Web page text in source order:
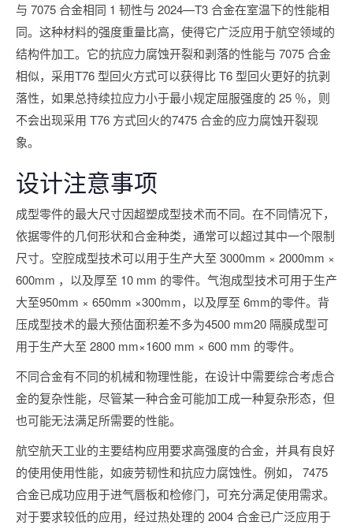
与 7075 合金相同 1 韧性与 2024—T3 合金在室温下的性能相
同。这种材料的强度重量比高，使得它广泛应用于航空领域的
结构件加工。它的抗应力腐蚀开裂和剥落的性能与 7075 合金
相似，采用T76 型回火方式可以获得比 T6 型回火更好的抗剥
落性，如果总持续拉应力小于最小规定屈服强度的 25 ％，则
不会出现采用 T76 方式回火的7475 合金的应力腐蚀开裂现
象。
设计注意事项
成型零件的最大尺寸因超塑成型技术而不同。在不同情况下，
依据零件的几何形状和合金种类，通常可以超过其中一个限制
尺寸。空腔成型技术可以用于生产大至 3000mm × 2000mm ×
600mm ，以及厚至 10 mm 的零件。气泡成型技术可用于生产
大至950mm × 650mm ×300mm，以及厚至 6mm的零件。背
压成型技术的最大预估面积差不多为4500 mm20 隔膜成型可
用于生产大至 2800 mm×1600 mm × 600 mm 的零件。
不同合金有不同的机械和物理性能，在设计中需要综合考虑合
金的复杂性能，尽管某一种合金可能加工成一种复杂形态，但
也可能无法满足所需要的性能。
航空航天工业的主要结构应用要求高强度的合金，并具有良好
的使用使用性能，如疲劳韧性和抗应力腐蚀性。例如， 7475
合金已成功应用于进气唇板和检修门，可充分满足使用需求。
对于要求较低的应用，经过热处理的 2004 合金已广泛应用于